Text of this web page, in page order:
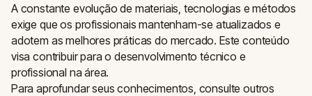
A constante evolução de materiais, tecnologias e métodos
exige que os profissionais mantenham-se atualizados e
adotem as melhores práticas do mercado. Este conteúdo
visa contribuir para o desenvolvimento técnico e
profissional na área.
Para aprofundar seus conhecimentos, consulte outros